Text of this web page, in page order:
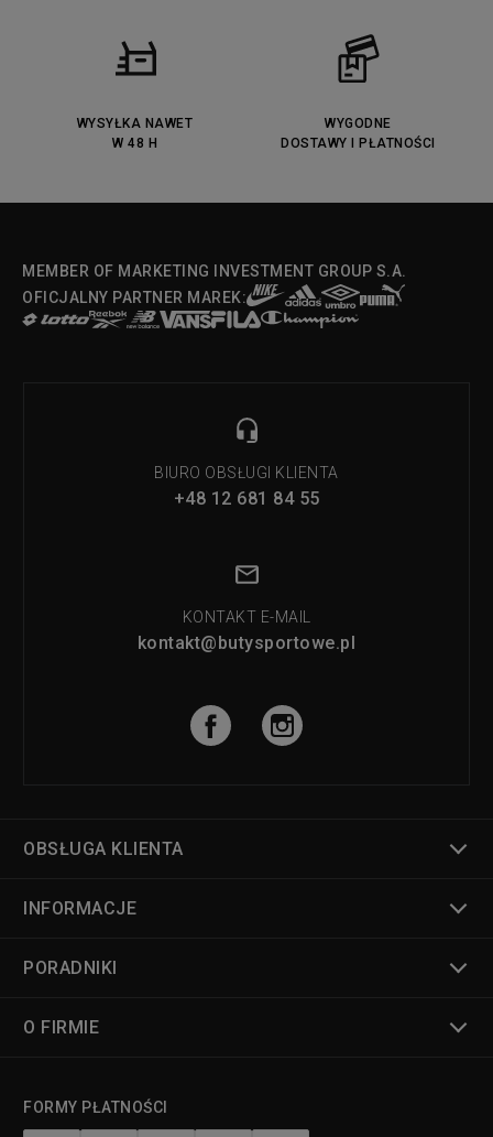
WYSYŁKA NAWET
W 48 H
WYGODNE
DOSTAWY I PŁATNOŚCI
MEMBER OF MARKETING INVESTMENT GROUP S.A.
OFICJALNY PARTNER MAREK:
BIURO OBSŁUGI KLIENTA
+48 12 681 84 55
KONTAKT E-MAIL
kontakt@butysportowe.pl
OBSŁUGA KLIENTA
INFORMACJE
PORADNIKI
O FIRMIE
FORMY PŁATNOŚCI